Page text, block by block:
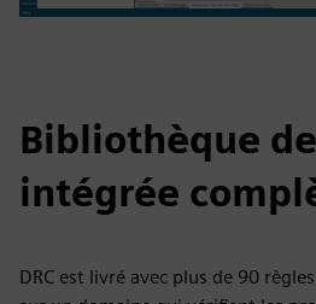
Bibliothèque
intégrée
DRC est livré avec plus de 90